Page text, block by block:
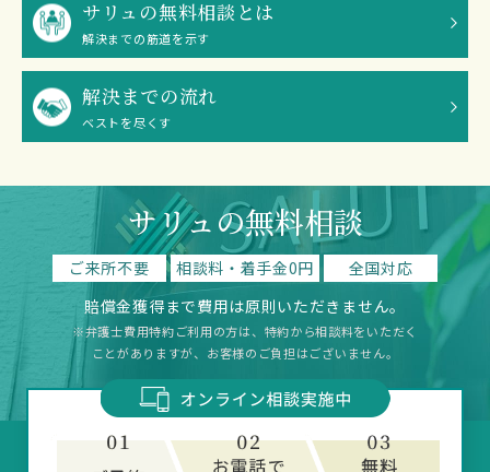
サリュの無料相談とは
解決までの筋道を示す
解決までの流れ
ベストを尽くす
サリュの無料相談
ご来所不要 相談料・着手金0円
全国対応
賠償金獲得まで費用は原則いただきません。
※弁護士費用特約ご利用の方は、特約から相談料をいただく
ことがありますが、お客様のご負担はございません。